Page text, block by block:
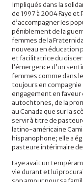
Impliqués dans la
de 1997 à 2004 Faye
d’accompagner les
péniblement de la
femmes de la
nouveau en éducation
et facilitatrice du
l’émergence d’un
femmes comme dans
toujours en compagnie
engagement en faveur
autochtones, de la
au Canada que sur la
servir à titre de
latino-américaine
hispanophone; elle a
pasteure intérimaire
Faye avait un
vie durant et lui